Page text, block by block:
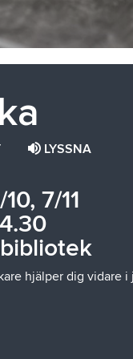
LYSSNA
7/11
hjälper dig vidare